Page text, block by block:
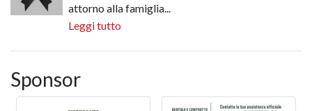
attorno alla famiglia...
Leggi tutto
Sponsor